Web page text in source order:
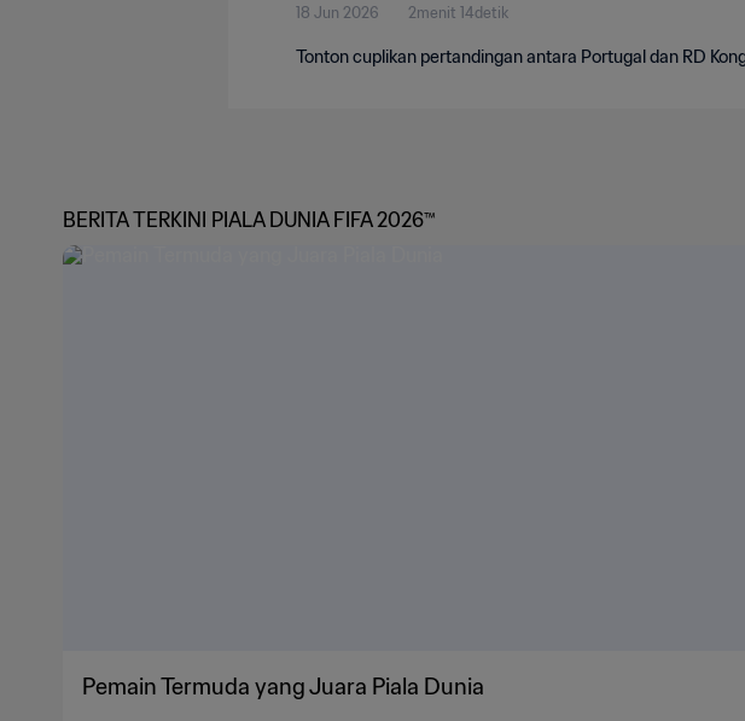
18 Jun 2026 2menit 14detik
Tonton cuplikan pertandingan antara Portugal dan RD
BERITA TERKINI PIALA DUNIA FIFA 2026™
Pemain Termuda yang Juara Piala Dunia